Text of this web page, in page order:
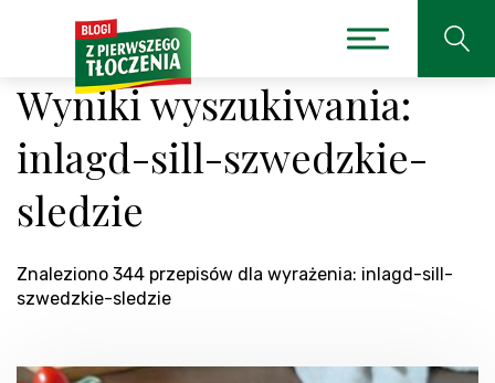
Wyniki wyszukiwania:
inlagd-sill-szwedzkie-
sledzie
Znaleziono 344 przepisów dla wyrażenia: inlagd-sill-
szwedzkie-sledzie